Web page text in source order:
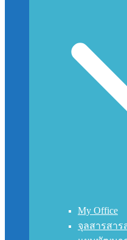
My Office
จุลสารสาร